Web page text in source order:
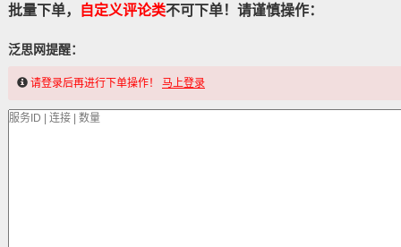
批量下单， 自定义评论类不可下单！请谨慎操作：
泛思网提醒：
请登录后再进行下单操作！ 马上登录